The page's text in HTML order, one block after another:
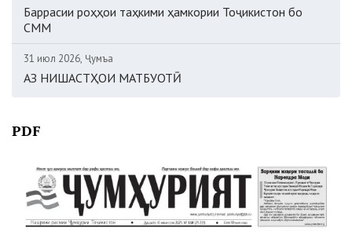
Баррасии роҳҳои таҳкими ҳамкории Тоҷикистон бо
СММ
31 июл 2026, Ҷумъа
АЗ НИШАСТҲОИ МАТБУОТӢ
PDF